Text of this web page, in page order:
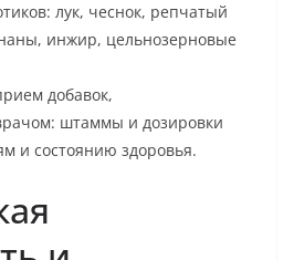
лук, чеснок, репчатый
инжир, цельнозерновые
добавок,
штаммы и дозировки
и состоянию здоровья.